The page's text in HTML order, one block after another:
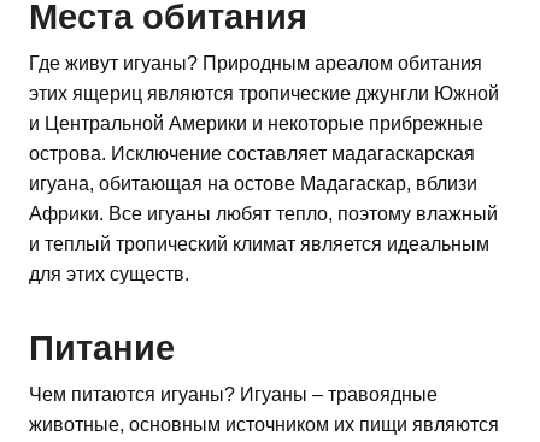
Места обитания
Где живут игуаны? Природным ареалом обитания
этих ящериц являются тропические джунгли Южной
и Центральной Америки и некоторые прибрежные
острова. Исключение составляет мадагаскарская
игуана, обитающая на остове Мадагаскар, вблизи
Африки. Все игуаны любят тепло, поэтому влажный
и теплый тропический климат является идеальным
для этих существ.
Питание
Чем питаются игуаны? Игуаны – травоядные
животные, основным источником их пищи являются